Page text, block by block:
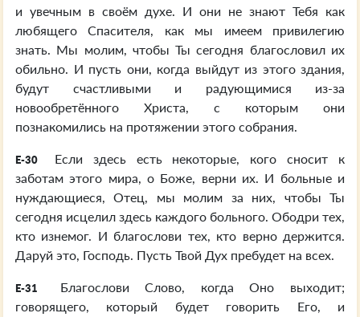
и увечным в своём духе. И они не знают Тебя как
любящего Спасителя, как мы имеем привилегию
знать. Мы молим, чтобы Ты сегодня благословил их
обильно. И пусть они, когда выйдут из этого здания,
будут счастливыми и радующимися из-за
новообретённого Христа, с которым они
познакомились на протяжении этого собрания.
E-30
Если здесь есть некоторые, кого сносит к
заботам этого мира, о Боже, верни их. И больные и
нуждающиеся, Отец, мы молим за них, чтобы Ты
сегодня исцелил здесь каждого больного. Ободри тех,
кто изнемог. И благослови тех, кто верно держится.
Даруй это, Господь. Пусть Твой Дух пребудет на всех.
E-31
Благослови Слово, когда Оно выходит;
говорящего, который будет говорить Его, и